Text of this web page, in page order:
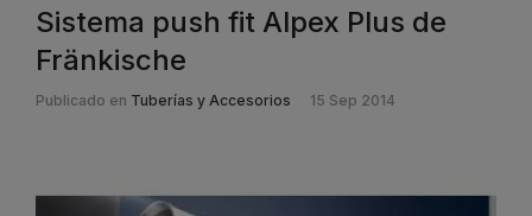
Sistema push fit Alpex Plus de
Fränkische
Publicado en Tuberías y Accesorios 15 Sep 2014